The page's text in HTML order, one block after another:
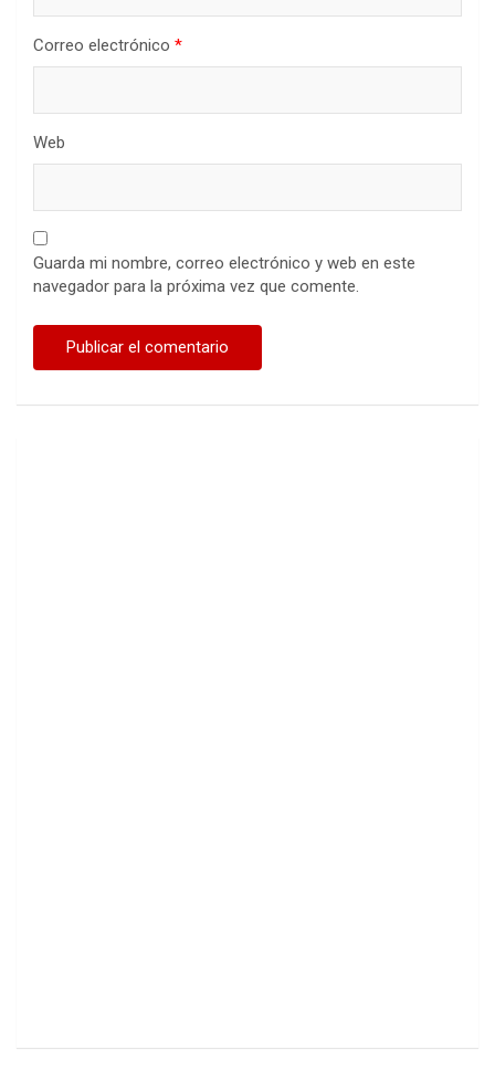
Correo electrónico *
Web
Guarda mi nombre, correo electrónico y web en este
navegador para la próxima vez que comente.